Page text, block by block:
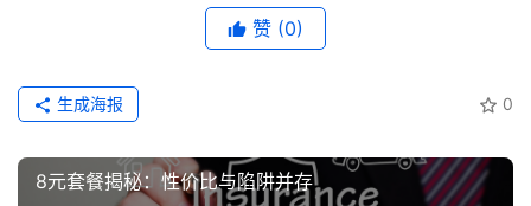
赞 (0)
0
生成海报
8元套餐揭秘：性价比与陷阱并存